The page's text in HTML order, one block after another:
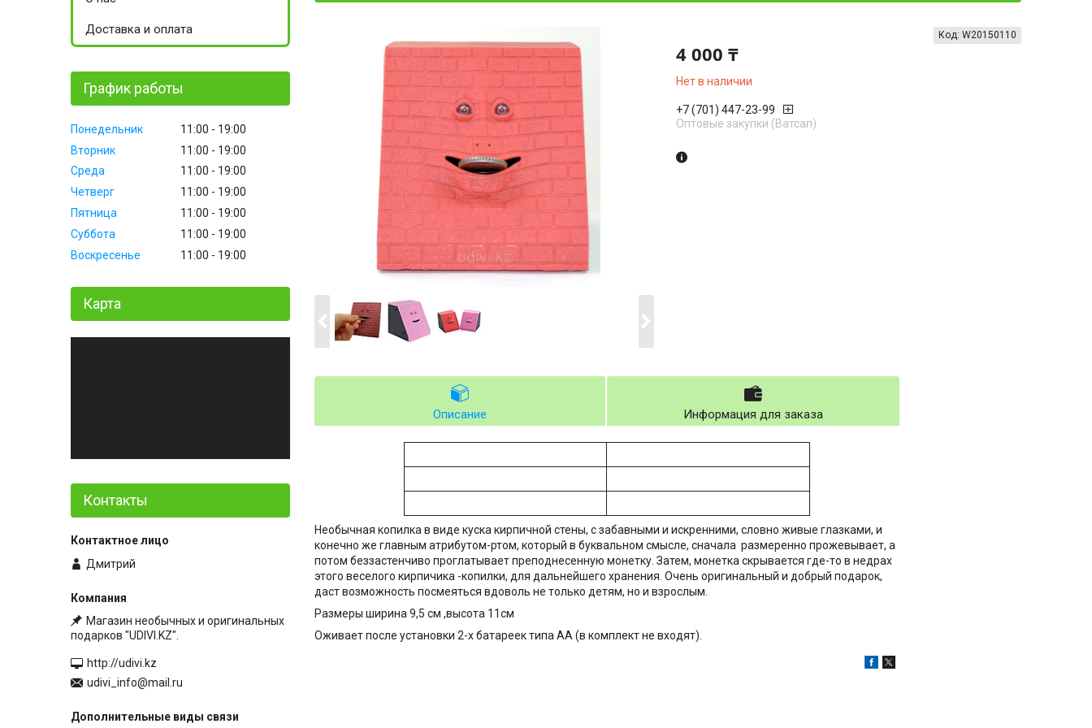
4 000 ₸
Нет в наличии
Код: W20150110
+7 (701) 447-23-99
Оптовые закупки (Ватсап)
Описание Информация для заказа
Необычная копилка в виде куска кирпичной стены, с забавными и искренними, словно живые глазками, и
конечно же главным атрибутом-ртом, который в буквальном смысле, сначала размеренно прожевывает, а
потом беззастенчиво проглатывает преподнесенную монетку. Затем, монетка скрывается где-то в недрах
этого веселого кирпичика -копилки, для дальнейшего хранения. Очень оригинальный и добрый подарок,
даст возможность посмеяться вдоволь не только детям, но и взрослым.
Размеры ширина 9,5 см ,высота 11см
Оживает после установки 2-х батареек типа АА (в комплект не входят).
Доставка и оплата
График работы
Понедельник 11:00
19:00
Вторник
11:00
19:00
Среда
11:00
19:00
Четверг
11:00
19:00
Пятница
11:00
19:00
Суббота
11:00
19:00
Воскресенье
11:00 19:00
Карта
Контакты
Дмитрий
Магазин необычных и оригинальных
подарков "UDIVI.KZ".
http://udivi.kz
udivi_info@mail.ru